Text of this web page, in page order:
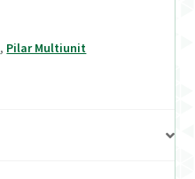
, Pilar Multiunit